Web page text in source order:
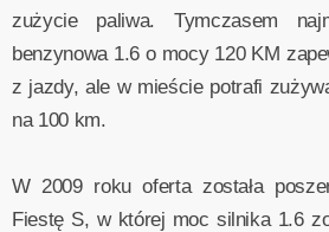
zużycie paliwa. Tymczasem
benzynowa 1.6 o mocy 120 KM
z jazdy, ale w mieście potrafi
na 100 km.
W 2009 roku oferta została
Fiestę S, w której moc silnika 1.6